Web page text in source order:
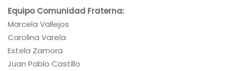
Equipo Comunidad Fraterna:
Marcela Vallejos
Carolina Varela
Estela Zamora
Juan Pablo Castillo